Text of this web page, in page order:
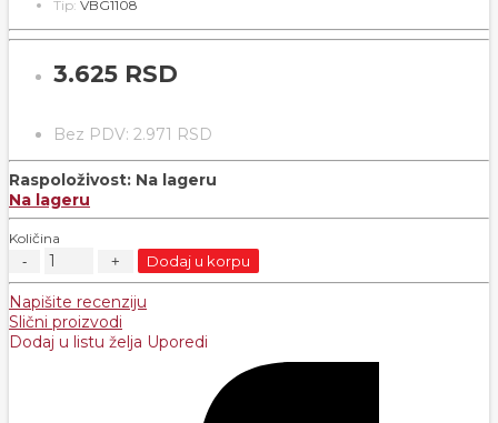
Tip: VBG1108
3.625 RSD
Bez PDV: 2.971 RSD
Raspoloživost: Na lageru
Na lageru
Količina
Dodaj u korpu
Napišite recenziju
Slični proizvodi
Dodaj u listu želja Uporedi